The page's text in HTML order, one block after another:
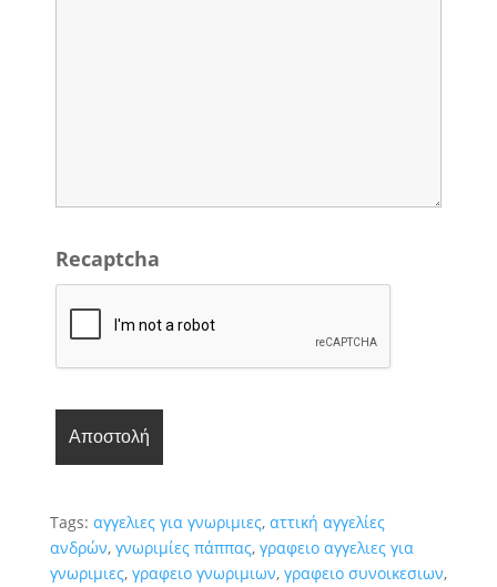
Recaptcha
Tags: αγγελιες για γνωριμιες, αττική αγγελίες
ανδρών, γνωριμίες πάππας, γραφειο αγγελιες για
γνωριμιες, γραφειο γνωριμιων, γραφειο συνοικεσιων,